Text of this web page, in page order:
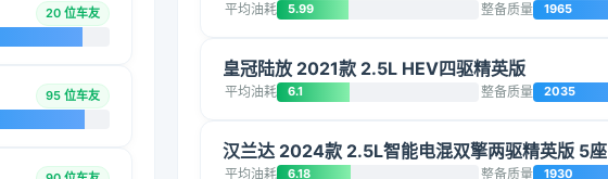
20 位车友
95 位车友
平均油耗 5.99 整备质量 1965
皇冠陆放 2021款 2.5L HEV四驱精英版
平均油耗 6.1 整备质量 2035
汉兰达 2024款 2.5L智能电混双擎两驱精英版 5座
平均油耗 6.18 整备质量 1930